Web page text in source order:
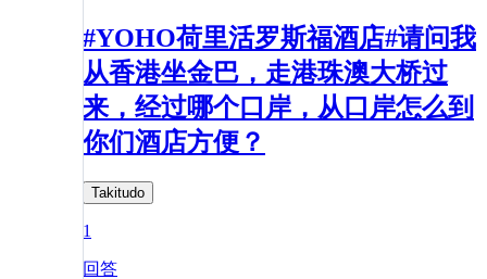
#YOHO荷里活罗斯福酒店#请问我
从香港坐金巴，走港珠澳大桥过
来，经过哪个口岸，从口岸怎么到
你们酒店方便？
Takitudo
1
回答